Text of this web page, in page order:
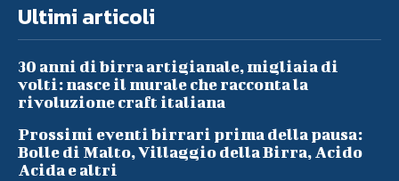
Ultimi articoli
30 anni di birra artigianale, migliaia di
volti: nasce il murale che racconta la
rivoluzione craft italiana
Prossimi eventi birrari prima della pausa:
Bolle di Malto, Villaggio della Birra, Acido
Acida e altri